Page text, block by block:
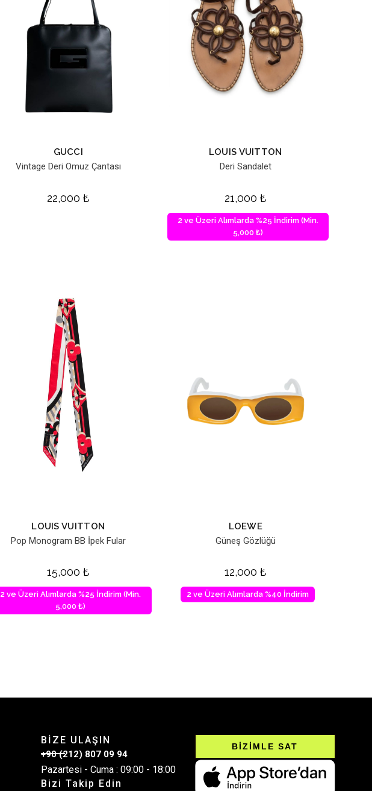
GUCCI
Vintage Deri Omuz Çantası
22,000 ₺
LOUIS VUITTON
Deri Sandalet
21,000 ₺
2 ve Üzeri Alımlarda %25 İndirim (Min.
5,000 ₺)
LOUIS VUITTON
Pop Monogram BB İpek Fular
15,000 ₺
2 ve Üzeri Alımlarda %25 İndirim (Min.
5,000 ₺)
LOEWE
Güneş Gözlüğü
12,000 ₺
2 ve Üzeri Alımlarda %40 İndirim
BİZE ULAŞIN
+90 (212) 807 09 94
Pazartesi - Cuma : 09:00 - 18:00
Bizi Takip Edin
BİZİMLE SAT